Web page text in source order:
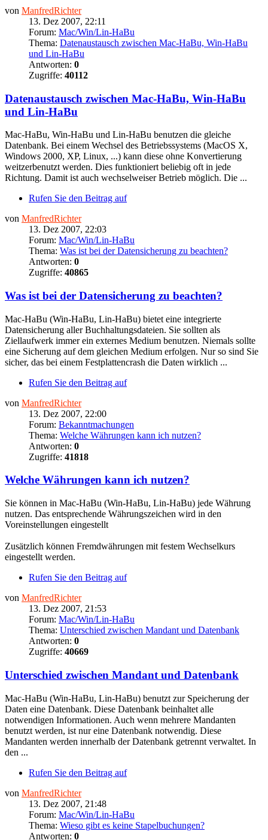
von ManfredRichter
13. Dez 2007, 22:11
Forum: Mac/Win/Lin-HaBu
Thema: Datenaustausch zwischen Mac-HaBu, Win-HaBu
und Lin-HaBu
Antworten: 0
Zugriffe: 40112
Datenaustausch zwischen Mac-HaBu, Win-HaBu
und Lin-HaBu
Mac-HaBu, Win-HaBu und Lin-HaBu benutzen die gleiche
Datenbank. Bei einem Wechsel des Betriebssystems (MacOS X,
Windows 2000, XP, Linux, ...) kann diese ohne Konvertierung
weitzerbenutzt werden. Dies funktioniert beliebig oft in jede
Richtung. Damit ist auch wechselweiser Betrieb möglich. Die ...
Rufen Sie den Beitrag auf
von ManfredRichter
13. Dez 2007, 22:03
Forum: Mac/Win/Lin-HaBu
Thema: Was ist bei der Datensicherung zu beachten?
Antworten: 0
Zugriffe: 40865
Was ist bei der Datensicherung zu beachten?
Mac-HaBu (Win-HaBu, Lin-HaBu) bietet eine integrierte
Datensicherung aller Buchhaltungsdateien. Sie sollten als
Ziellaufwerk immer ein externes Medium benutzen. Niemals sollte
eine Sicherung auf dem gleichen Medium erfolgen. Nur so sind Sie
sicher, das bei einem Festplattencrash die Daten wirklich ...
Rufen Sie den Beitrag auf
von ManfredRichter
13. Dez 2007, 22:00
Forum: Bekanntmachungen
Thema: Welche Währungen kann ich nutzen?
Antworten: 0
Zugriffe: 41818
Welche Währungen kann ich nutzen?
Sie können in Mac-HaBu (Win-HaBu, Lin-HaBu) jede Währung
nutzen. Das entsprechende Währungszeichen wird in den
Voreinstellungen eingestellt
Zusätzlich können Fremdwährungen mit festem Wechselkurs
eingestellt werden.
Rufen Sie den Beitrag auf
von ManfredRichter
13. Dez 2007, 21:53
Forum: Mac/Win/Lin-HaBu
Thema: Unterschied zwischen Mandant und Datenbank
Antworten: 0
Zugriffe: 40669
Unterschied zwischen Mandant und Datenbank
Mac-HaBu (Win-HaBu, Lin-HaBu) benutzt zur Speicherung der
Daten eine Datenbank. Diese Datenbank beinhaltet alle
notwendigen Informationen. Auch wenn mehrere Mandanten
benutzt werden, ist nur eine Datenbank notwendig. Diese
Mandanten werden innerhalb der Datenbank getrennt verwaltet. In
den ...
Rufen Sie den Beitrag auf
von ManfredRichter
13. Dez 2007, 21:48
Forum: Mac/Win/Lin-HaBu
Thema: Wieso gibt es keine Stapelbuchungen?
Antworten: 0